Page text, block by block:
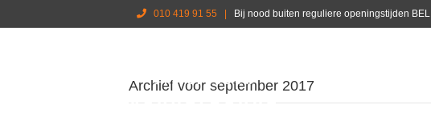
010 419 91 55 Bij nood buiten reguliere openingstijden BEL
Archief voor september 2017